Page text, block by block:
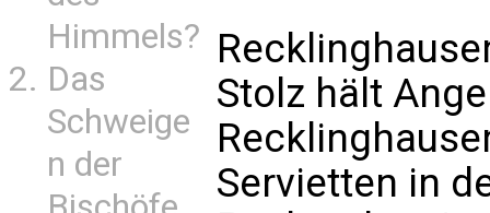
Himmels?
Das
Schweige
n der
Stolz hält
Servietten in